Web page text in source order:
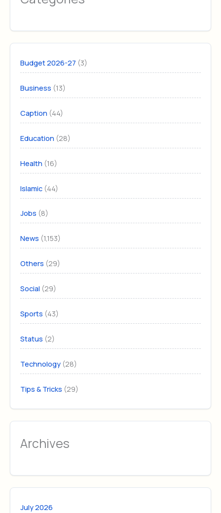
Budget 2026-27 (3)
Business (13)
Caption (44)
Education (28)
Health (16)
Islamic (44)
Jobs (8)
News (1,153)
Others (29)
Social (29)
Sports (43)
Status (2)
Technology (28)
Tips & Tricks (29)
Archives
July 2026